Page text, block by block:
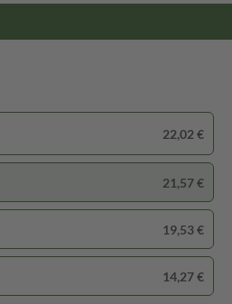
22,02 €
21,57 €
19,53 €
14,27 €